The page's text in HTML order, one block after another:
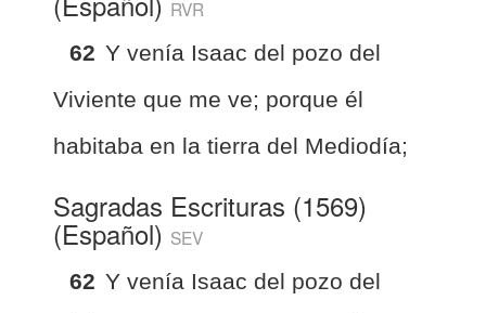
RVR
62 Y venía Isaac del pozo del
Viviente que me ve; porque él
habitaba en la tierra del Mediodía;
Sagradas Escrituras (1569)
(Español) SEV
62 Y venía Isaac del pozo del